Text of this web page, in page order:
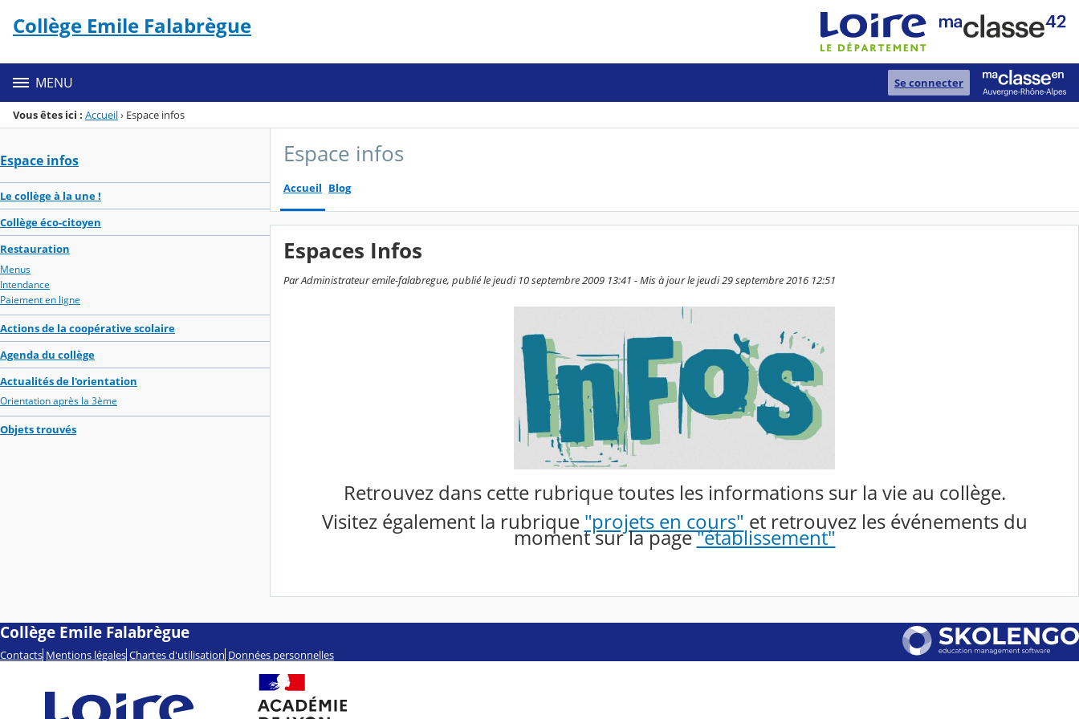
Menu de la rubrique
Contenu
Collège Emile Falabrègue
MENU Se connecter
Vous êtes ici : Accueil› Espace infos
Espace infos
Le collège à la une !
Collège éco-citoyen
Restauration
Menus
Intendance
Paiement en ligne
Actions de la coopérative scolaire
Agenda du collège
Actualités de l'orientation
Orientation après la 3ème
Objets trouvés
Espace infos
Accueil Blog
Espaces Infos
Par Administrateur emile-falabregue, publié le jeudi 10 septembre 2009 13:41 - Mis à jour le jeudi 29 septembre 2016 12:51
Retrouvez dans cette rubrique toutes les informations sur la vie au collège.
Visitez également la rubrique "projets en cours" et retrouvez les événements du
moment sur la page"établissement"
Collège Emile Falabrègue
Contacts Mentions légales Chartes d'utilisation Données personnelles